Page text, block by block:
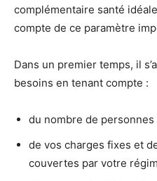
complémentaire santé
compte de ce paramètre
Dans un premier temps, il
besoins en tenant compte :
du nombre de
de vos charges fixes et
couvertes par votre